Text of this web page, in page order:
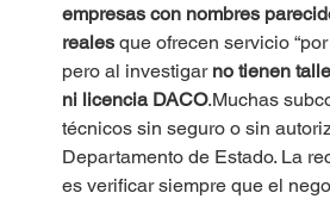
empresas con nombres
reales que ofrecen servicio
pero al investigar no tienen
ni licencia DACO.Muchas
técnicos sin seguro o sin
Departamento de Estado. La
es verificar siempre que el